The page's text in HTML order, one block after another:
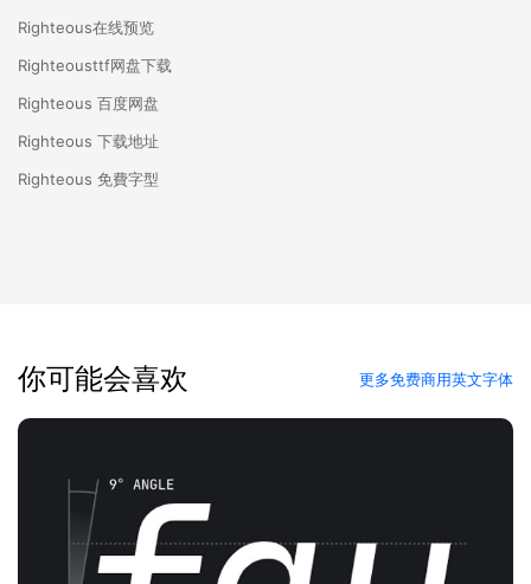
Righteous在线预览
Righteousttf网盘下载
Righteous 百度网盘
Righteous 下载地址
Righteous 免費字型
你可能会喜欢 更多免费商用英文字体